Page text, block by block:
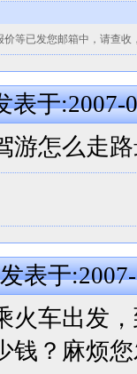
等已发您邮箱中，请查收
于:2007-
游怎么走
表于
火车出发
钱？麻烦